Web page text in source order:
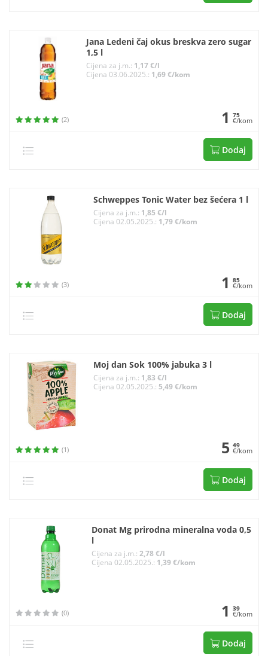
Jana Ledeni čaj okus breskva zero sugar
1,5 l
Cijena za j.m.: 1,17 €/l
Cijena 03.06.2025.: 1,69 €/kom
(2) 1 75
€/kom
Dodaj
Schweppes Tonic Water bez šećera 1 l
Cijena za j.m.: 1,85 €/l
Cijena 02.05.2025.: 1,79 €/kom
(3) 1 85
€/kom
Dodaj
Moj dan Sok 100% jabuka 3 l
Cijena za j.m.: 1,83 €/l
Cijena 02.05.2025.: 5,49 €/kom
(1) 5 49
€/kom
Dodaj
Donat Mg prirodna mineralna voda 0,5
l
Cijena za j.m.:2,78 €/l
Cijena 02.05.2025.: 1,39 €/kom
(0) 1 39
€/kom
Dodaj